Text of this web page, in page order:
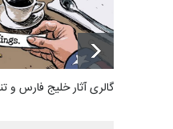
گالری آثار خلیج فارس و